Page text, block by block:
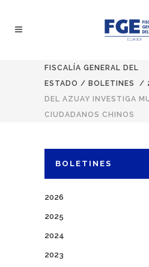
FISCALÍA GENERAL DEL
ESTADO / BOLETINES /
DEL AZUAY INVESTIGA
CIUDADANOS CHINOS
BOLETINES
2026
2025
2024
2023